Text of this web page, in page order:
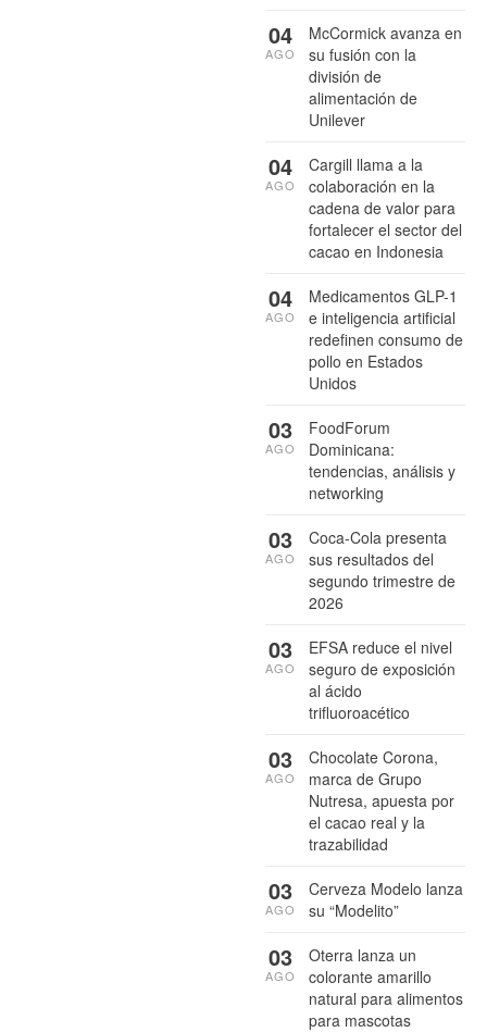
McCormick avanza en
su fusión con la
división de
alimentación de
Unilever
04
AGO
Cargill llama a la
colaboración en la
cadena de valor para
fortalecer el sector del
cacao en Indonesia
04
AGO
Medicamentos GLP-1
e inteligencia artificial
redefinen consumo de
pollo en Estados
Unidos
04
AGO
FoodForum
Dominicana:
tendencias, análisis y
networking
03
AGO
Coca-Cola presenta
sus resultados del
segundo trimestre de
2026
03
AGO
EFSA reduce el nivel
seguro de exposición
al ácido
trifluoroacético
03
AGO
Chocolate Corona,
marca de Grupo
Nutresa, apuesta por
el cacao real y la
trazabilidad
03
AGO
Cerveza Modelo lanza
su “Modelito”
03
AGO
Oterra lanza un
colorante amarillo
natural para alimentos
para mascotas
03
AGO